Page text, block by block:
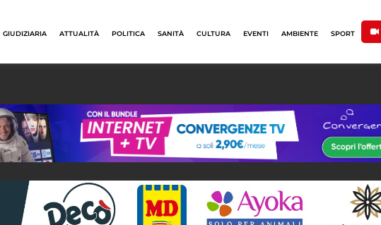
GIUDIZIARIA ATTUALITÀ POLITICA SANITÀ CULTURA EVENTI AMBIENTE SPORT